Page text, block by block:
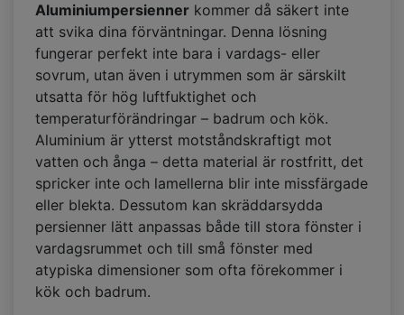
Aluminiumpersienner kommer då säkert inte
att svika dina förväntningar. Denna lösning
fungerar perfekt inte bara i vardags- eller
sovrum, utan även i utrymmen som är särskilt
utsatta för hög luftfuktighet och
temperaturförändringar – badrum och kök.
Aluminium är ytterst motståndskraftigt mot
vatten och ånga – detta material är rostfritt, det
spricker inte och lamellerna blir inte missfärgade
eller blekta. Dessutom kan skräddarsydda
persienner lätt anpassas både till stora fönster i
vardagsrummet och till små fönster med
atypiska dimensioner som ofta förekommer i
kök och badrum.